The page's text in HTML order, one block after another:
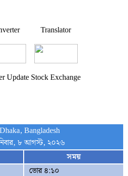
Translator
Update Stock Exchange
Dhaka, Bangladesh
৮ আগস্ট, ২০২৬
সময়
ভোর ৪:১০